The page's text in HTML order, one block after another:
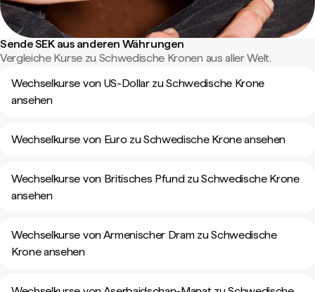
Sende SEK aus anderen Währungen
Vergleiche Kurse zu Schwedische Kronen aus aller Welt.
Wechselkurse von US-Dollar zu Schwedische Krone
ansehen
Wechselkurse von Euro zu Schwedische Krone ansehen
Wechselkurse von Britisches Pfund zu Schwedische Krone
ansehen
Wechselkurse von Armenischer Dram zu Schwedische
Krone ansehen